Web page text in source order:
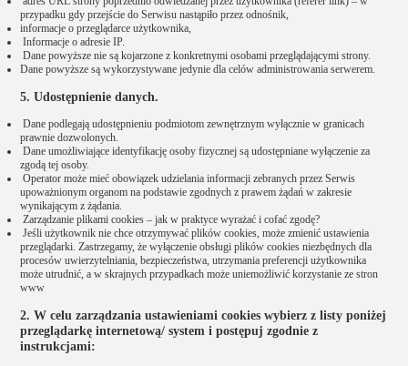
przypadku gdy przejście do Serwisu nastąpiło przez odnośnik,
informacje o przeglądarce użytkownika,
Informacje o adresie IP.
Dane powyższe nie są kojarzone z konkretnymi osobami przeglądającymi strony.
Dane powyższe są wykorzystywane jedynie dla celów administrowania serwerem.
5. Udostępnienie danych.
Dane podlegają udostępnieniu podmiotom zewnętrznym wyłącznie w granicach
prawnie dozwolonych.
Dane umożliwiające identyfikację osoby fizycznej są udostępniane wyłączenie za
zgodą tej osoby.
Operator może mieć obowiązek udzielania informacji zebranych przez Serwis
upoważnionym organom na podstawie zgodnych z prawem żądań w zakresie
wynikającym z żądania.
Zarządzanie plikami cookies – jak w praktyce wyrażać i cofać zgodę?
Jeśli użytkownik nie chce otrzymywać plików cookies, może zmienić ustawienia
przeglądarki. Zastrzegamy, że wyłączenie obsługi plików cookies niezbędnych dla
procesów uwierzytelniania, bezpieczeństwa, utrzymania preferencji użytkownika
może utrudnić, a w skrajnych przypadkach może uniemożliwić korzystanie ze stron
www
2. W celu zarządzania ustawieniami cookies wybierz z listy poniżej
przeglądarkę internetową/ system i postępuj zgodnie z
instrukcjami: